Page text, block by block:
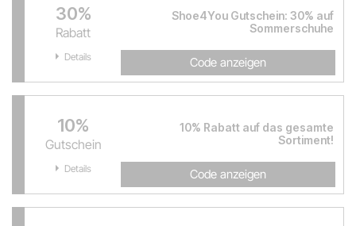
30%
Rabatt
Shoe4You Gutschein: 30% auf
Sommerschuhe
Details Code anzeigen
10%
Gutschein
10% Rabatt auf das gesamte
Sortiment!
Details Code anzeigen